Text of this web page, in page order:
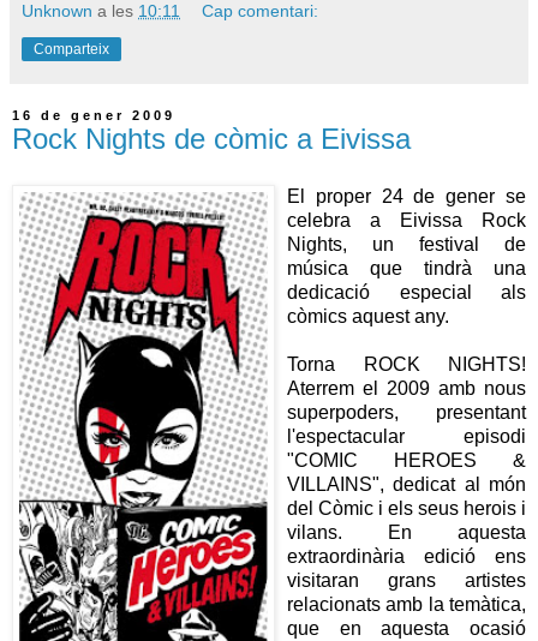
Unknown a les 10:11 Cap comentari:
Comparteix
16 de gener 2009
Rock Nights de còmic a Eivissa
El proper 24 de gener se
celebra a Eivissa Rock
Nights, un festival de
música que tindrà una
dedicació especial als
còmics aquest any.
Torna ROCK NIGHTS!
Aterrem el 2009 amb nous
superpoders, presentant
l'espectacular episodi
"COMIC HEROES &
VILLAINS", dedicat al món
del Còmic i els seus herois i
vilans. En aquesta
extraordinària edició ens
visitaran grans artistes
relacionats amb la temàtica,
que en aquesta ocasió